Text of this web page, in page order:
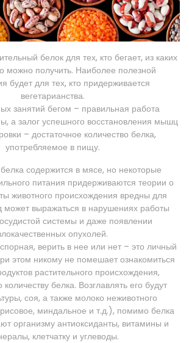
белок для тех, кто бегает, из каких
можно получить. Наиболее полезной
будет для тех, кто придерживается
вегетарианства.
занятий бегом – правильная работа
а залог успешного восстановления мышц
– достаточное количество белка,
употребляемое в пищу.
содержится в мясе, но некоторые
питания придерживаются теории о
животного происхождения вредны для
может выражаться в нарушениях работы
системы и даже появлении
опухолей.
верить в нее или нет – это личный
этом никому не помешает ознакомиться
растительного происхождения,
белка. Возглавлять его будут
соя, а также молоко неживотного
миндальное и т.д.), помимо белка
организму антиоксиданты, витамины и
клетчатку и углеводы.